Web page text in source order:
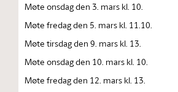
Møte onsdag den 3. mars kl. 10.
Møte fredag den 5. mars kl. 11.10.
Møte tirsdag den 9. mars kl. 13.
Møte onsdag den 10. mars kl. 10.
Møte fredag den 12. mars kl. 13.